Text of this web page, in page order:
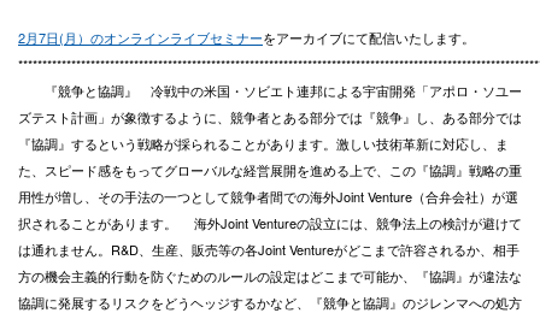
2月7日(月）のオンラインライブセミナーをアーカイブにて配信いたします。
『競争と協調』 冷戦中の米国・ソビエト連邦による宇宙開発「アポロ・ソユー
ズテスト計画」が象徴するように、競争者とある部分では『競争』し、ある部分では
『協調』するという戦略が採られることがあります。激しい技術革新に対応し、ま
た、スピード感をもってグローバルな経営展開を進める上で、この『協調』戦略の重
用性が増し、その手法の一つとして競争者間での海外Joint Venture（合弁会社）が選
択されることがあります。 海外Joint Ventureの設立には、競争法上の検討が避けて
は通れません。R&D、生産、販売等の各Joint Ventureがどこまで許容されるか、相手
方の機会主義的行動を防ぐためのルールの設定はどこまで可能か、『協調』が違法な
協調に発展するリスクをどうヘッジするかなど、『競争と協調』のジレンマへの処方